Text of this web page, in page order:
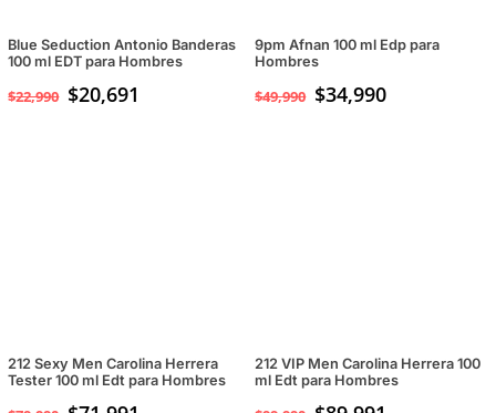
Blue Seduction Antonio Banderas
100 ml EDT para Hombres
$22,990 $20,691
9pm Afnan 100 ml Edp para
Hombres
$49,990 El
$34,990El
212 Sexy Men Carolina Herrera
Tester 100 ml Edt para Hombres
212 VIP Men Carolina Herrera 100
ml Edt para Hombres